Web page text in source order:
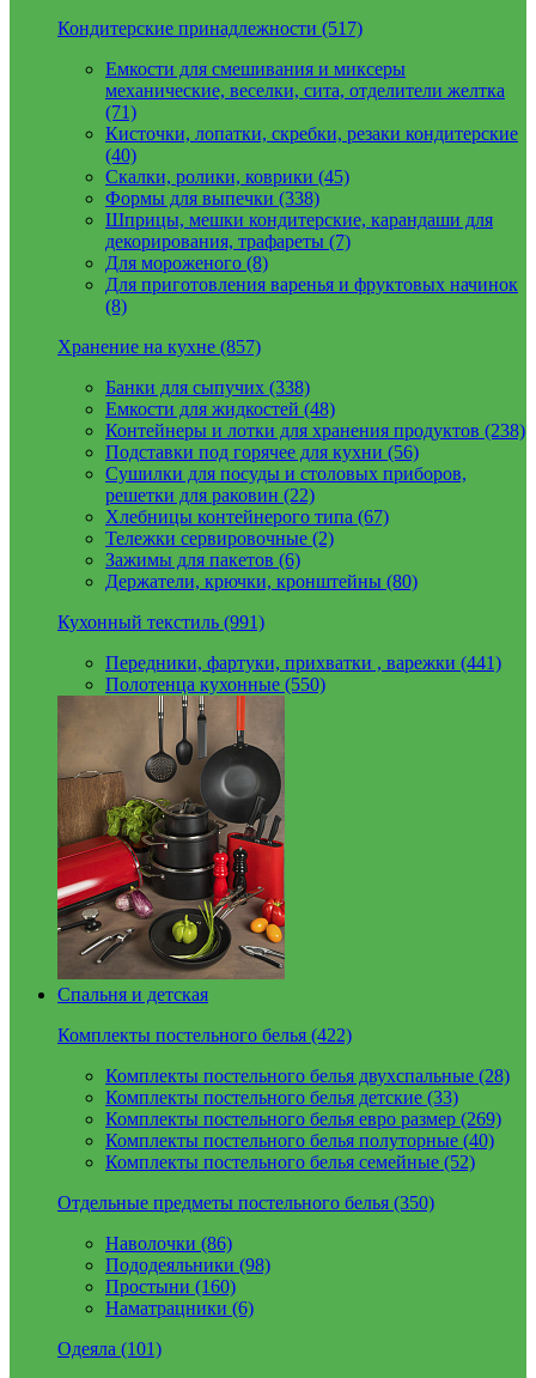
Кондитерские принадлежности (517)
Емкости для смешивания и миксеры
механические, веселки, сита, отделители желтка
(71)
Кисточки, лопатки, скребки, резаки кондитерские
(40)
Скалки, ролики, коврики (45)
Формы для выпечки (338)
Шприцы, мешки кондитерские, карандаши для
декорирования, трафареты (7)
Для мороженого (8)
Для приготовления варенья и фруктовых начинок
(8)
Хранение на кухне (857)
Банки для сыпучих (338)
Емкости для жидкостей (48)
Контейнеры и лотки для хранения продуктов (238)
Подставки под горячее для кухни (56)
Сушилки для посуды и столовых приборов,
решетки для раковин (22)
Хлебницы контейнерого типа (67)
Тележки сервировочные (2)
Зажимы для пакетов (6)
Держатели, крючки, кронштейны (80)
Кухонный текстиль (991)
Передники, фартуки, прихватки , варежки (441)
Полотенца кухонные (550)
Спальня и детская
Комплекты постельного белья (422)
Комплекты постельного белья двухспальные (28)
Комплекты постельного белья детские (33)
Комплекты постельного белья евро размер (269)
Комплекты постельного белья полуторные (40)
Комплекты постельного белья семейные (52)
Отдельные предметы постельного белья (350)
Наволочки (86)
Пододеяльники (98)
Простыни (160)
Наматрацники (6)
Одеяла (101)